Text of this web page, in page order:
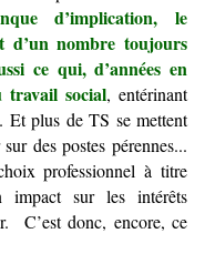
d’implication, le
d’un nombre toujours
ce qui, d’années en
travail social, entérinant
Et plus de TS se mettent
des postes pérennes...
professionnel à titre
impact sur les intérêts
C’est donc, encore, ce